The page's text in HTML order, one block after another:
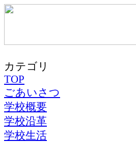
カテゴリ
TOP
ごあいさつ
学校概要
学校沿革
学校生活